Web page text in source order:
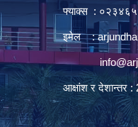
फ्याक्स :
इमेल :
आक्षांश र देशान्तर